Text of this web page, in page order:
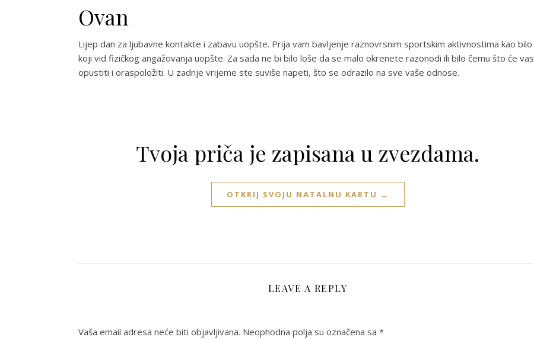
Ovan
Lijep dan za ljubavne kontakte i zabavu uopšte. Prija vam bavljenje raznovrsnim sportskim aktivnostima kao bilo
koji vid fizičkog angažovanja uopšte. Za sada ne bi bilo loše da se malo okrenete razonodi ili bilo čemu što će vas
opustiti i oraspoložiti. U zadnje vrijeme ste suviše napeti, što se odrazilo na sve vaše odnose.
Tvoja priča je zapisana u zvezdama.
OTKRIJ SVOJU NATALNU KARTU →
LEAVE A REPLY
Vaša email adresa neće biti objavljivana. Neophodna polja su označena sa *